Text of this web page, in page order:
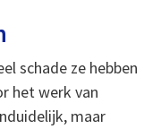
schade ze hebben
het werk van
maar